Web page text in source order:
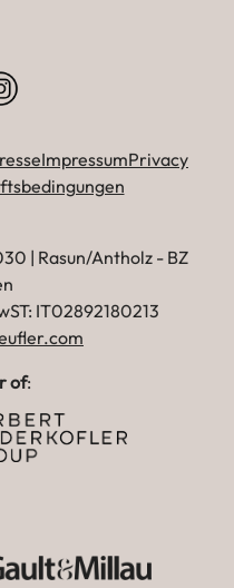
ImpressumPrivacy
| Rasun/Antholz - BZ
IT02892180213
of: